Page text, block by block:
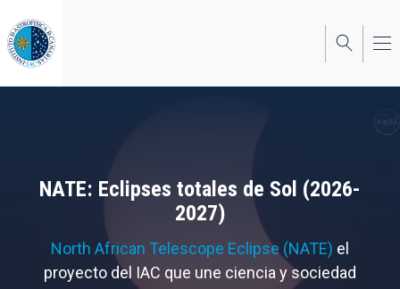
al
contenido
principal
NATE: Eclipses totales de Sol (2026-
2027)
North African Telescope Eclipse (NATE) el
proyecto del IAC que une ciencia y sociedad